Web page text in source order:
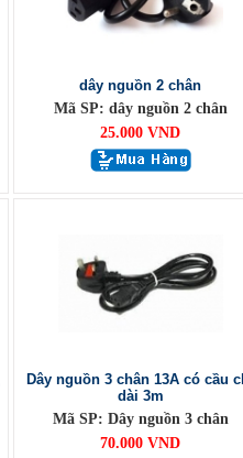
dây nguồn 2 chân
Mã SP: dây nguồn 2 chân
25.000 VND
Dây nguồn 3 chân 13A có cầu
dài 3m
Mã SP: Dây nguồn 3 chân
70.000 VND